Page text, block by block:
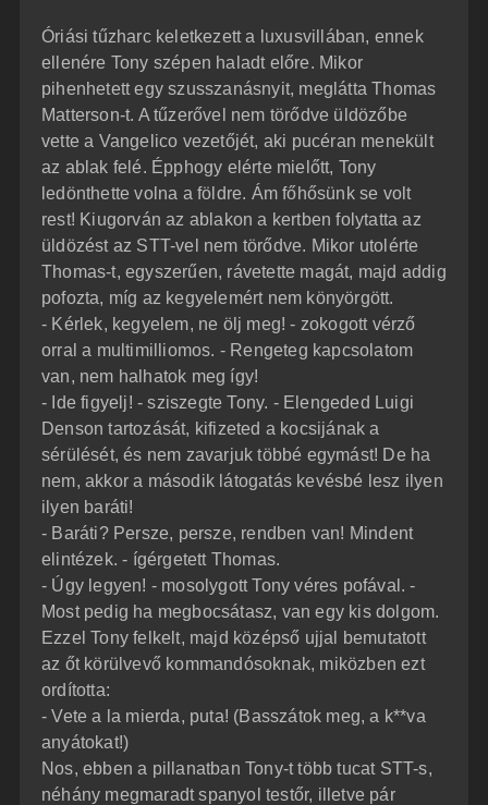
Óriási tűzharc keletkezett a luxusvillában, ennek
ellenére Tony szépen haladt előre. Mikor
pihenhetett egy szusszanásnyit, meglátta Thomas
Matterson-t. A tűzerővel nem törődve üldözőbe
vette a Vangelico vezetőjét, aki pucéran menekült
az ablak felé. Épphogy elérte mielőtt, Tony
ledönthette volna a földre. Ám főhősünk se volt
rest! Kiugorván az ablakon a kertben folytatta az
üldözést az STT-vel nem törődve. Mikor utolérte
Thomas-t, egyszerűen, rávetette magát, majd addig
pofozta, míg az kegyelemért nem könyörgött.
- Kérlek, kegyelem, ne ölj meg! - zokogott vérző
orral a multimilliomos. - Rengeteg kapcsolatom
van, nem halhatok meg így!
- Ide figyelj! - sziszegte Tony. - Elengeded Luigi
Denson tartozását, kifizeted a kocsijának a
sérülését, és nem zavarjuk többé egymást! De ha
nem, akkor a második látogatás kevésbé lesz ilyen
ilyen baráti!
- Baráti? Persze, persze, rendben van! Mindent
elintézek. - ígérgetett Thomas.
- Úgy legyen! - mosolygott Tony véres pofával. -
Most pedig ha megbocsátasz, van egy kis dolgom.
Ezzel Tony felkelt, majd középső ujjal bemutatott
az őt körülvevő kommandósoknak, miközben ezt
ordította:
- Vete a la mierda, puta! (Basszátok meg, a k**va
anyátokat!)
Nos, ebben a pillanatban Tony-t több tucat STT-s,
néhány megmaradt spanyol testőr, illetve pár